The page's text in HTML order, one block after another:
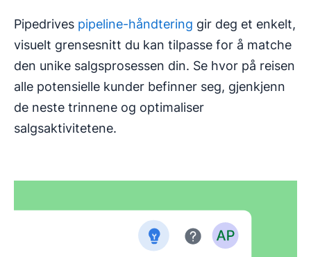
Pipedrives pipeline-håndtering gir deg et enkelt,
visuelt grensesnitt du kan tilpasse for å matche
den unike salgsprosessen din. Se hvor på reisen
alle potensielle kunder befinner seg, gjenkjenn
de neste trinnene og optimaliser
salgsaktivitetene.